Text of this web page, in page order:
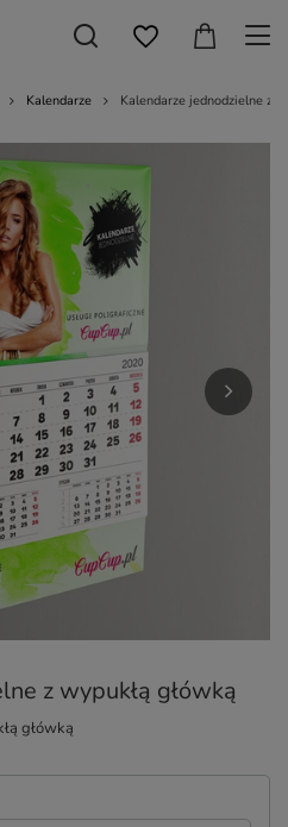
Kalendarze Kalendarze jednodzielne z
z wypukłą główką
główką